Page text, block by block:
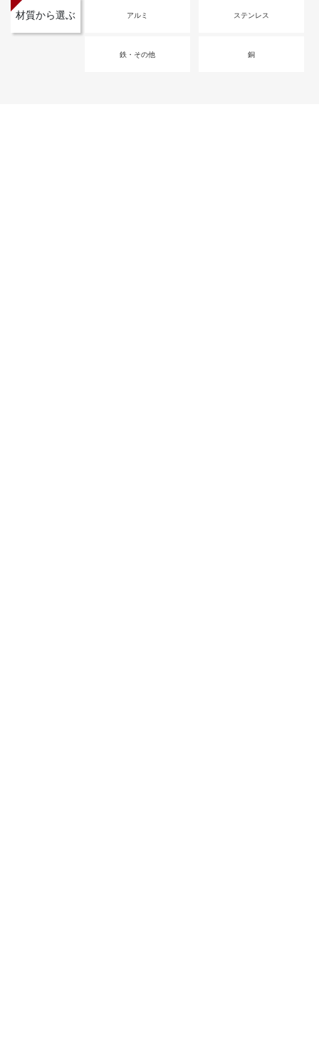
材質から選ぶ アルミ ステンレス
鉄・その他 銅